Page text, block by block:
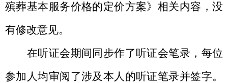
殡葬基本服务价格的定价方案》相关内容，没
有修改意见。
在听证会期间同步作了听证会笔录，每位
参加人均审阅了涉及本人的听证笔录并签字。